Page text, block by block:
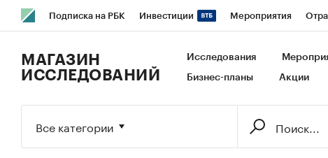
Подписка на РБК Инвестиции Мероприятия
Исследования Кредитные рейтинги Франшизы Газета
МАГАЗИН
ИССЛЕДОВАНИЙ
Исследования
Бизнес-планы Акции
Все категории